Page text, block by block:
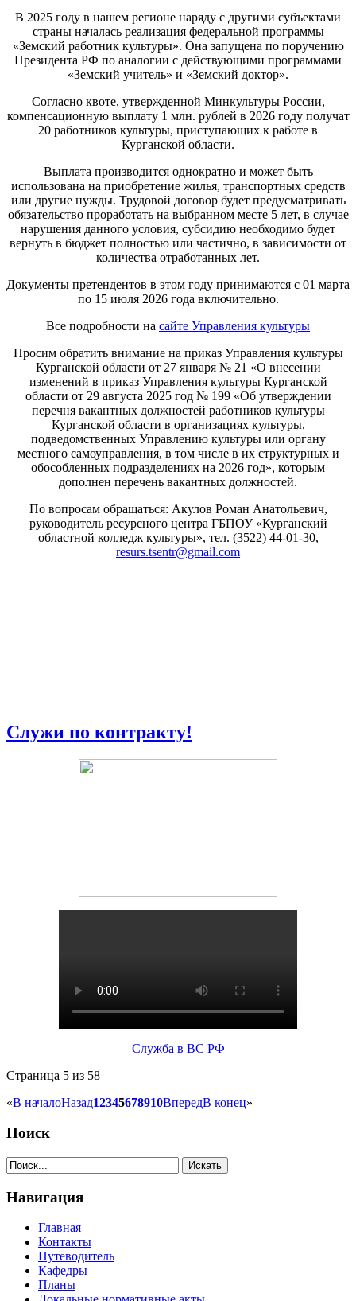
В 2025 году в нашем регионе наряду с другими субъектами
страны началась реализация федеральной программы
«Земский работник культуры». Она запущена по поручению
Президента РФ по аналогии с действующими программами
«Земский учитель» и «Земский доктор».
Согласно квоте, утвержденной Минкультуры России,
компенсационную выплату 1 млн. рублей в 2026 году получат
20 работников культуры, приступающих к работе в
Курганской области.
Выплата производится однократно и может быть
использована на приобретение жилья, транспортных средств
или другие нужды. Трудовой договор будет предусматривать
обязательство проработать на выбранном месте 5 лет, в случае
нарушения данного условия, субсидию необходимо будет
вернуть в бюджет полностью или частично, в зависимости от
количества отработанных лет.
Документы претендентов в этом году принимаются с 01 марта
по 15 июля 2026 года включительно.
Все подробности на сайте Управления культуры
Просим обратить внимание на приказ Управления культуры
Курганской области от 27 января № 21 «О внесении
изменений в приказ Управления культуры Курганской
области от 29 августа 2025 год № 199 «Об утверждении
перечня вакантных должностей работников культуры
Курганской области в организациях культуры,
подведомственных Управлению культуры или органу
местного самоуправления, в том числе в их структурных и
обособленных подразделениях на 2026 год», которым
дополнен перечень вакантных должностей.
По вопросам обращаться: Акулов Роман Анатольевич,
руководитель ресурсного центра ГБПОУ «Курганский
областной колледж культуры», тел. (3522) 44-01-30,
resurs.tsentr@gmail.com
Служи по контракту!
Служба в ВС РФ
Страница 5 из 58
«В началоНазад12345678910ВпередВ конец»
Поиск
Навигация
Главная
Контакты
Путеводитель
Кафедры
Планы